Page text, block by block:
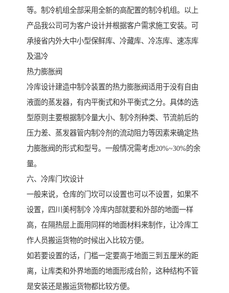
等。制冷机组全部采用全新的高配置的制冷机组。以上
产品我公司可为客户设计并根据客户需求施工安装。可
承接省内外大中小型保鲜库、冷藏库、冷冻库、速冻库
及温冷
热力膨胀阀
冷库设计建造中制冷装置的热力膨胀阀适用于没有自由
液面的蒸发器，有内平衡式和外平衡式之分。具体的选
型原则主要根据制冷量大小、制冷剂种类、节流前后的
压力差、蒸发器管内制冷剂的流动阻力等因素来确定热
力膨胀阀的形式和型号。一般情况需考虑20%~30%的余
量。
六、冷库门坎设计
一般来说，仓库的门坎可以设置也可以不设置，如果不
设置，四川美柯制冷 冷库内部就要和外部的地面一样
高，在隔热层上面用同样的地面材料来制作，让冷库工
作人员搬运货物的时候出入比较方便。
如若要设置的话，门槛一定要高于地面三到五厘米的距
离，让库类和外界地面的地面形成台阶，这种结构不管
是安装还是搬运货物都比较方便。